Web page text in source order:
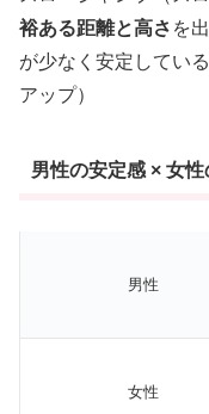
裕ある距離と高さ を
が少なく安定してい
アップ）
男性の安定感 × 女性
男性
女性